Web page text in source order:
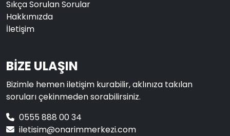
Sıkça Sorulan Sorular
Hakkımızda
İletişim
BİZE ULAŞIN
Bizimle hemen iletişim kurabilir, aklınıza takılan
soruları çekinmeden sorabilirsiniz.
0555 888 00 34
iletisim@onarimmerkezi.com